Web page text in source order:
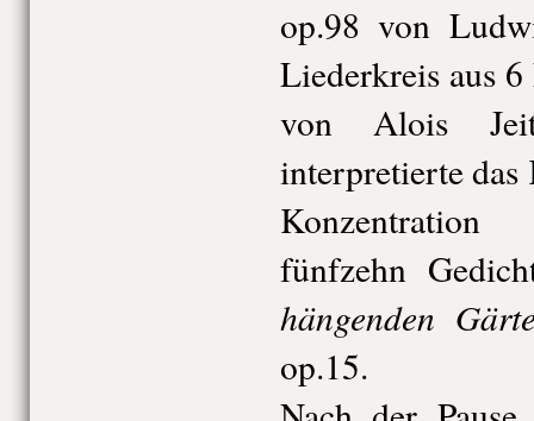
op.98 von
Liederkreis aus
von Alois
interpretierte
fünfzehn
hängenden
op.15.